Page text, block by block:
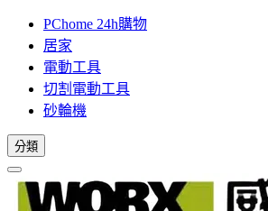
PChome 24h購物
居家
電動工具
切割電動工具
砂輪機
分類